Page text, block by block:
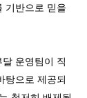
기반으로 믿을
운영팀이 직
탕으로 제공되